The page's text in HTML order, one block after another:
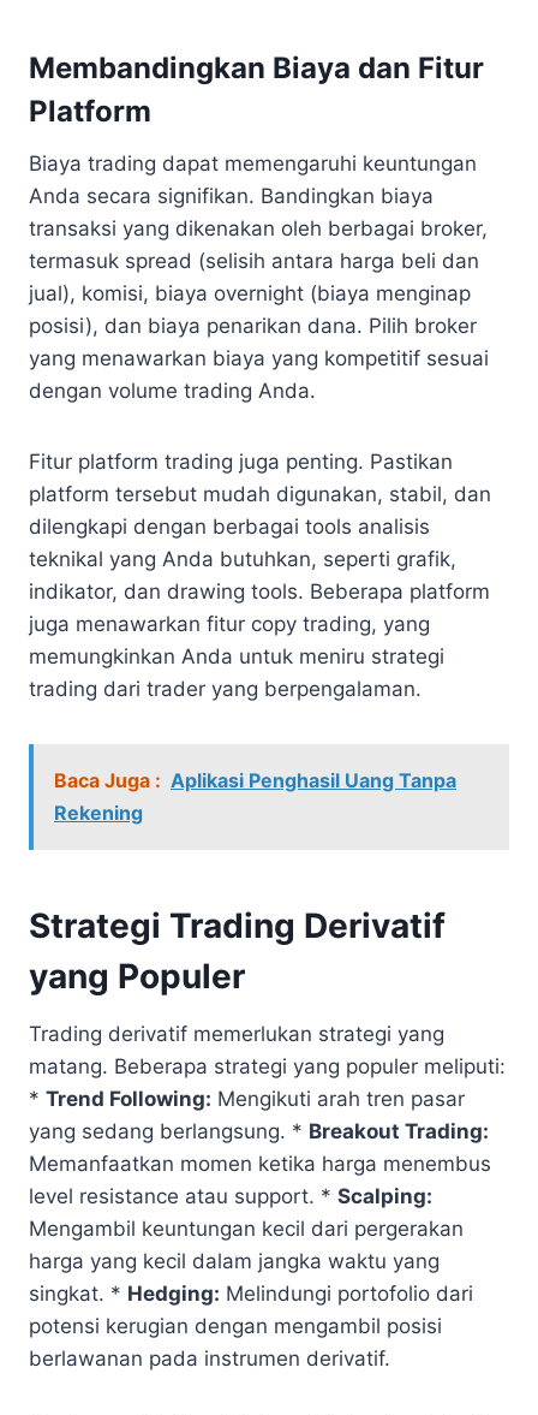
Membandingkan Biaya dan Fitur
Platform
Biaya trading dapat memengaruhi keuntungan
Anda secara signifikan. Bandingkan biaya
transaksi yang dikenakan oleh berbagai broker,
termasuk spread (selisih antara harga beli dan
jual), komisi, biaya overnight (biaya menginap
posisi), dan biaya penarikan dana. Pilih broker
yang menawarkan biaya yang kompetitif sesuai
dengan volume trading Anda.
Fitur platform trading juga penting. Pastikan
platform tersebut mudah digunakan, stabil, dan
dilengkapi dengan berbagai tools analisis
teknikal yang Anda butuhkan, seperti grafik,
indikator, dan drawing tools. Beberapa platform
juga menawarkan fitur copy trading, yang
memungkinkan Anda untuk meniru strategi
trading dari trader yang berpengalaman.
Baca Juga : Aplikasi Penghasil Uang Tanpa
Rekening
Strategi Trading Derivatif
yang Populer
Trading derivatif memerlukan strategi yang
matang. Beberapa strategi yang populer meliputi:
* Trend Following: Mengikuti arah tren pasar
yang sedang berlangsung. * Breakout Trading:
Memanfaatkan momen ketika harga menembus
level resistance atau support. * Scalping:
Mengambil keuntungan kecil dari pergerakan
harga yang kecil dalam jangka waktu yang
singkat. * Hedging: Melindungi portofolio dari
potensi kerugian dengan mengambil posisi
berlawanan pada instrumen derivatif.